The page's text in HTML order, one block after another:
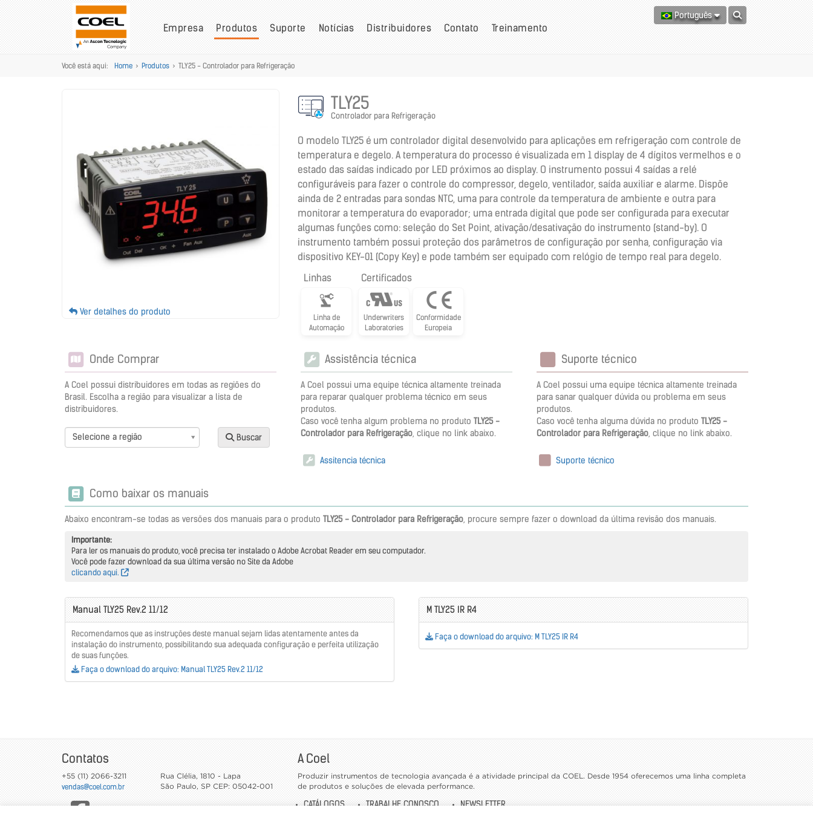
Português
Empresa Produtos Suporte Notícias Distribuidores Contato Treinamento
Você está aqui: Home > Produtos > TLY25 - Controlador para Refrigeração
Ver detalhes do produto
TLY25
Controlador para Refrigeração
O modelo TLY25 é um controlador digital desenvolvido para aplicações em refrigeração com controle de
temperatura e degelo. A temperatura do processo é visualizada em 1 display de 4 dígitos vermelhos e o
estado das saídas indicado por LED próximos ao display. O instrumento possui 4 saídas a relé
configuráveis para fazer o controle do compressor, degelo, ventilador, saída auxiliar e alarme. Dispõe
ainda de 2 entradas para sondas NTC, uma para controle da temperatura de ambiente e outra para
monitorar a temperatura do evaporador; uma entrada digital que pode ser configurada para executar
algumas funções como: seleção do Set Point, ativação/desativação do instrumento (stand-by). O
instrumento também possui proteção dos parâmetros de configuração por senha, configuração via
dispositivo KEY-01 (Copy Key) e pode também ser equipado com relógio de tempo real para degelo.
Linhas
Linha de
Automação
Certificados
Underwriters
Laboratories
Conformidade
Europeia
Onde Comprar
A Coel possui distribuidores em todas as regiões do
Brasil. Escolha a região para visualizar a lista de
distribuidores.
Selecione a região Buscar
Assistência técnica
A Coel possui uma equipe técnica altamente treinada
para reparar qualquer problema técnico em seus
produtos.
Caso você tenha algum problema no produto TLY25 -
Controlador para Refrigeração, clique no link abaixo.
Assitencia técnica
Suporte técnico
A Coel possui uma equipe técnica altamente treinada
para sanar qualquer dúvida ou problema em seus
produtos.
Caso você tenha alguma dúvida no produto TLY25 -
Controlador para Refrigeração, clique no link abaixo.
Suporte técnico
Como baixar os manuais
Abaixo encontram-se todas as versões dos manuais para o produto TLY25 - Controlador para Refrigeração, procure sempre fazer o download da última revisão dos manuais.
Importante:
Para ler os manuais do produto, você precisa ter instalado o Adobe Acrobat Reader em seu computador.
Você pode fazer download da sua última versão no Site da Adobe
clicando aqui.
Manual TLY25 Rev.2 11/12
Recomendamos que as instruções deste manual sejam lidas atentamente antes da
instalação do instrumento, possibilitando sua adequada configuração e perfeita utilização
de suas funções.
Faça o download do arquivo: Manual TLY25 Rev.2 11/12
M TLY25 IR R4
Faça o download do arquivo: M TLY25 IR R4
Contatos
+55 (11) 2066-3211
vendas@coel.com.br
Rua Clélia, 1810 - Lapa
São Paulo, SP CEP: 05042-001
A Coel
Produzir instrumentos de tecnologia avançada é a atividade principal da COEL. Desde 1954 oferecemos uma linha completa
de produtos e soluções de elevada performance.
CATÁLOGOS TRABALHE CONOSCO NEWSLETTER